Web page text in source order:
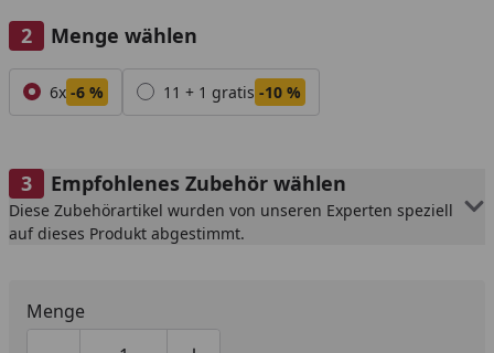
Menge wählen
Alle anzeigen (2)
6x -6 % 11 + 1 gratis -10 %
Empfohlenes Zubehör wählen
Diese Zubehörartikel wurden von unseren Experten speziell
auf dieses Produkt abgestimmt.
Menge